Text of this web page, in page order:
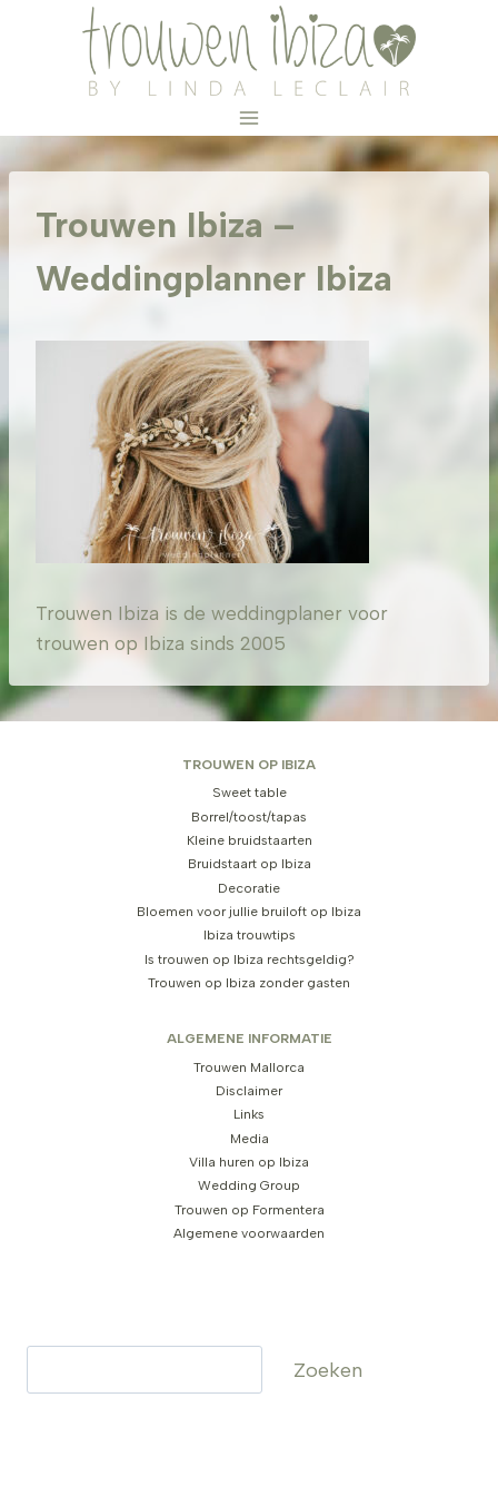
Trouwen Ibiza –
Weddingplanner Ibiza
Trouwen Ibiza is de weddingplaner voor
trouwen op Ibiza sinds 2005
TROUWEN OP IBIZA
Sweet table
Borrel/toost/tapas
Kleine bruidstaarten
Bruidstaart op Ibiza
Decoratie
Bloemen voor jullie bruiloft op Ibiza
Ibiza trouwtips
Is trouwen op Ibiza rechtsgeldig?
Trouwen op Ibiza zonder gasten
ALGEMENE INFORMATIE
Trouwen Mallorca
Disclaimer
Links
Media
Villa huren op Ibiza
Wedding Group
Trouwen op Formentera
Algemene voorwaarden
Zoeken